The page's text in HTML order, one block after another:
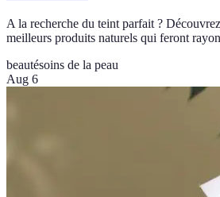
A la recherche du teint parfait ?
meilleurs produits naturels qui feront
beautésoins de la peau
Aug 6